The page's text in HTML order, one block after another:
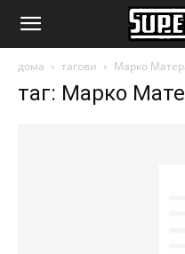
SuperSport.mk
дома тагови Марко
таг: Марко